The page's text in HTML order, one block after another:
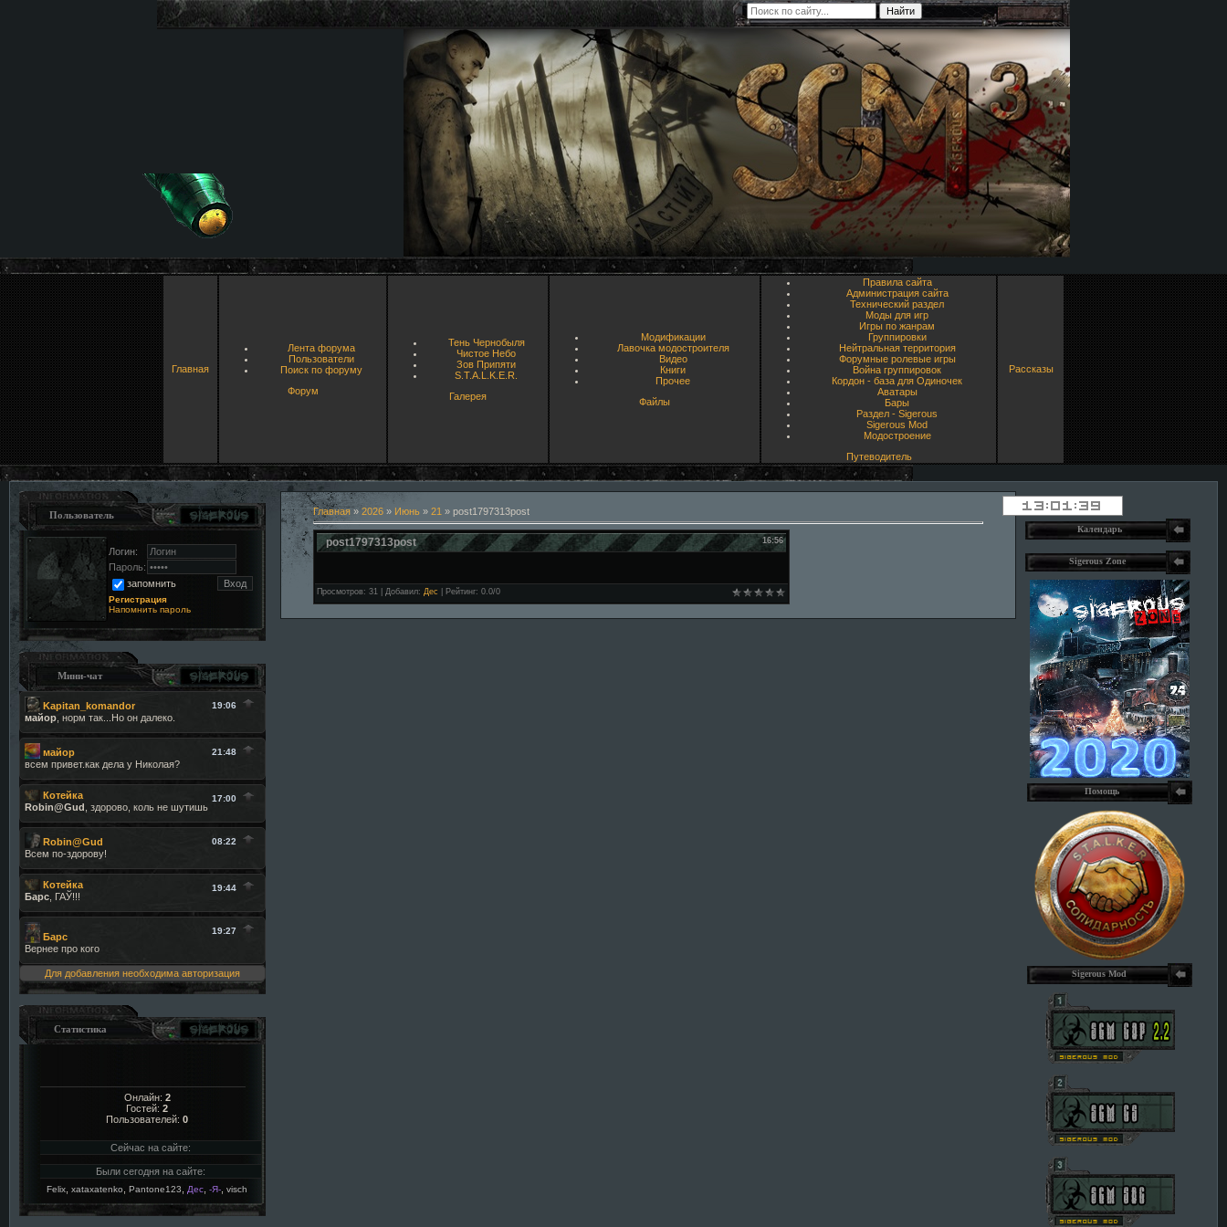
Главная
Лента форума
Пользователи
Поиск по форуму
Форум
Тень Чернобыля
Чистое Небо
Зов Припяти
S.T.A.L.K.E.R.
Галерея
Модификации
Лавочка модостроителя
Видео
Книги
Прочее
Файлы
Правила сайта
Администрация сайта
Технический раздел
Моды для игр
Игры по жанрам
Группировки
Нейтральная территория
Форумные ролевые игры
Война группировок
Кордон - база для Одиночек
Аватары
Бары
Раздел - Sigerous
Sigerous Mod
Модостроение
Путеводитель
Рассказы
Пользователь
Логин:
Пароль:
запомнить
Регистрация
Напомнить пароль
Мини-чат
Для добавления необходима авторизация
Статистика
Онлайн: 2
Гостей: 2
Пользователей: 0
Сейчас на сайте:
Были сегодня на сайте:
Felix xataxatenko Pantone123 Дес -Я- visch
Главная» 2026 » Июнь » 21 » post1797313post
16:56
post1797313post
Просмотров: 31 Добавил: Дес Рейтинг: 0.0/0
Календарь
Sigerous Zone
Помощь
Sigerous Mod